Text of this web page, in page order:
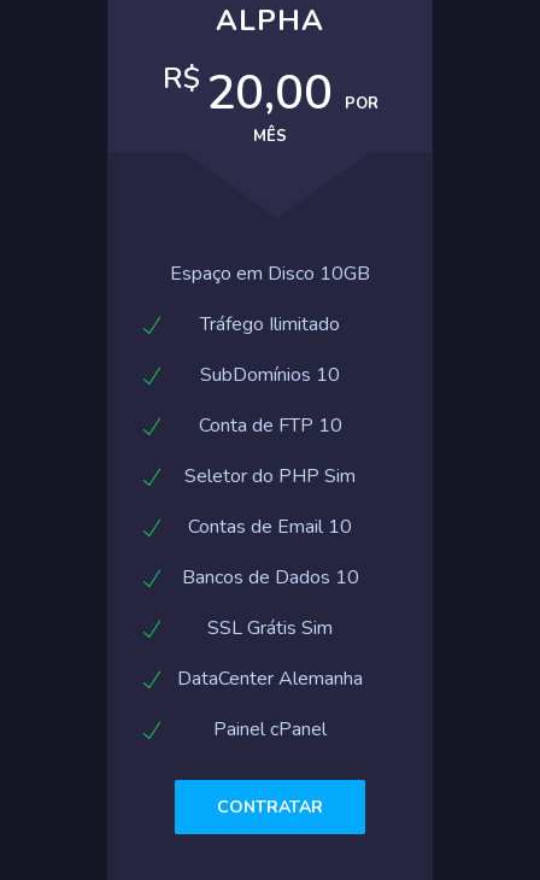
ALPHA
R$ 20,00
POR
MÊS
Espaço em Disco 10GB
Tráfego Ilimitado
SubDomínios 10
Conta de FTP 10
Seletor do PHP Sim
Contas de Email 10
Bancos de Dados 10
SSL Grátis Sim
DataCenter Alemanha
Painel cPanel
CONTRATAR